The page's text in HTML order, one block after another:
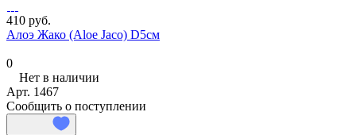
410 руб.
Алоэ Жако (Aloe Jaco) D5см
0
Нет в наличии
Арт. 1467
Сообщить о поступлении